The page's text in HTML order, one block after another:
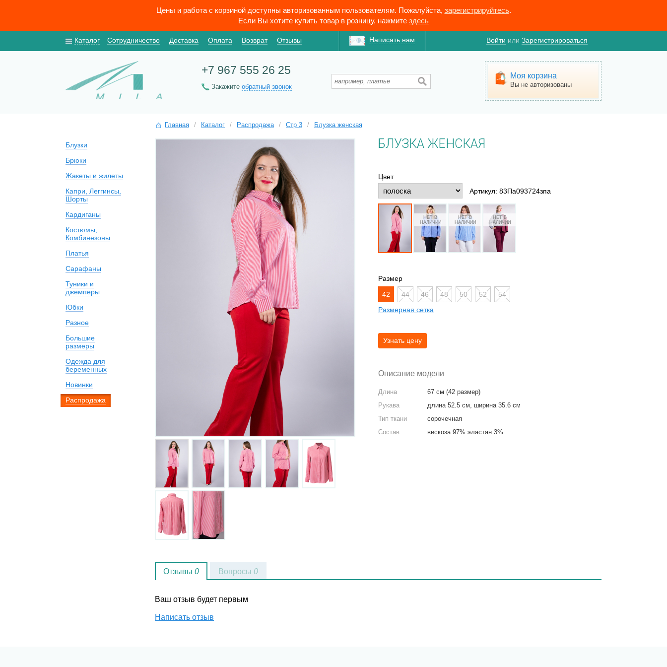
Цены и работа с корзиной доступны авторизованным пользователям. Пожалуйста, зарегистрируйтесь.
Если Вы хотите купить товар в розницу, нажмите здесь
Каталог Сотрудничество Доставка Оплата Возврат Отзывы Написать нам Войти или Зарегистрироваться
+7 967 555 26 25
Закажите обратный звонок
Моя корзина
Вы не авторизованы
Блузки
Брюки
Жакеты и жилеты
Капри, Леггинсы,
Шорты
Кардиганы
Костюмы,
Комбинезоны
Платья
Сарафаны
Туники и
джемперы
Юбки
Разное
Большие
размеры
Одежда для
беременных
Новинки
Распродажа
Главная / Каталог / Распродажа / Стр 3 / Блузка женская
БЛУЗКА ЖЕНСКАЯ
Цвет
Артикул: 83Па093724зпа
Размер
42
44 46 48 50 52
54
Размерная сетка
Описание модели
Длина
67 см (42 размер)
Рукава
длина 52.5 см, ширина 35.6 см
Тип ткани
сорочечная
Состав
вискоза 97% эластан 3%
Отзывы 0
Ваш отзыв будет первым
Написать отзыв
Вопросы 0